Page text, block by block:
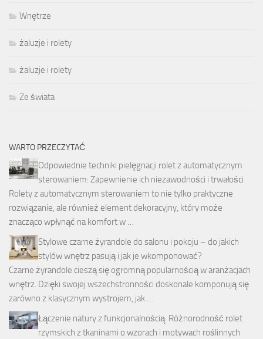
Wnętrze
żaluzje i rolety
żaluzje i rolety
Ze świata
WARTO PRZECZYTAĆ
Odpowiednie techniki pielęgnacji rolet z automatycznym
sterowaniem: Zapewnienie ich niezawodności i trwałości
Rolety z automatycznym sterowaniem to nie tylko praktyczne
rozwiązanie, ale również element dekoracyjny, który może
znacząco wpłynąć na komfort w …
Stylowe czarne żyrandole do salonu i pokoju – do jakich
stylów wnętrz pasują i jak je wkomponować?
Czarne żyrandole cieszą się ogromną popularnością w aranżacjach
wnętrz. Dzięki swojej wszechstronności doskonale komponują się
zarówno z klasycznym wystrojem, jak …
Łączenie natury z funkcjonalnością: Różnorodność rolet
rzymskich z tkaninami o wzorach i motywach roślinnych